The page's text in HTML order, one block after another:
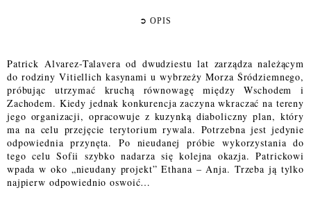
➲ OPIS
Patrick Alvarez-Talavera od dwudziestu lat zarządza należącym
do rodziny Vitiellich kasynami u wybrzeży Morza Śródziemnego,
próbując utrzymać kruchą równowagę między Wschodem i
Zachodem. Kiedy jednak konkurencja zaczyna wkraczać na tereny
jego organizacji, opracowuje z kuzynką diaboliczny plan, który
ma na celu przejęcie terytorium rywala. Potrzebna jest jedynie
odpowiednia przynęta. Po nieudanej próbie wykorzystania do
tego celu Sofii szybko nadarza się kolejna okazja. Patrickowi
wpada w oko „nieudany projekt” Ethana – Anja. Trzeba ją tylko
najpierw odpowiednio oswoić…